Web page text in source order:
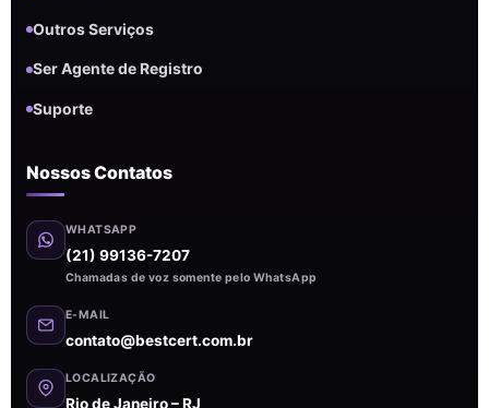
Outros Serviços
Ser Agente de Registro
Suporte
Nossos Contatos
WHATSAPP
(21) 99136-7207
Chamadas de voz somente pelo WhatsApp
E-MAIL
contato@bestcert.com.br
LOCALIZAÇÃO
Rio de Janeiro – RJ